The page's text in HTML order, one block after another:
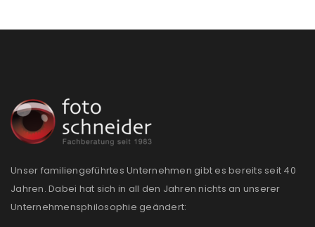
ANMELDEN
REGISTRIEREN
Unser familiengeführtes Unternehmen gibt es bereits seit 40
Jahren. Dabei hat sich in all den Jahren nichts an unserer
Unternehmensphilosophie geändert: